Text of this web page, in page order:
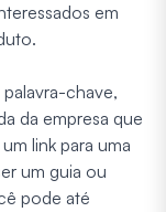
em
chave,
da empresa que
link para uma
um guia ou
pode até